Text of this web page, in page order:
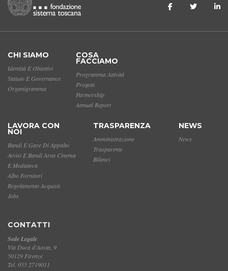
CHI SIAMO
Identità E Obiettivi
Statuto E Governance
Organigramma
COSA
FACCIAMO
Programma Attività
Progetti
Partnership
Annual Report
LAVORA CON
NOI
Bandi E Gare Di Appalto
Avvisi E Bandi Area Cinema
E Mediateca
Albo Fornitori
Regolamento Acquisti
Jobs
TRASPARENZA
Amministrazione
Trasparente
Bilanci
NEWS
News
CONTATTI
Sede Legale
Via Duca d'Aosta, 9
50129 Firenze
Tel. 055 2719011